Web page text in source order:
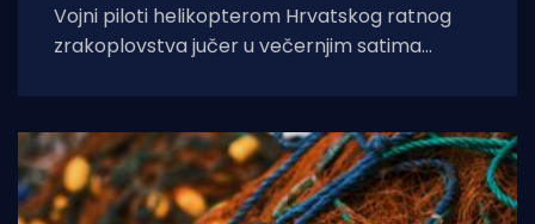
Vojni piloti helikopterom Hrvatskog ratnog
zrakoplovstva jučer u večernjim satima